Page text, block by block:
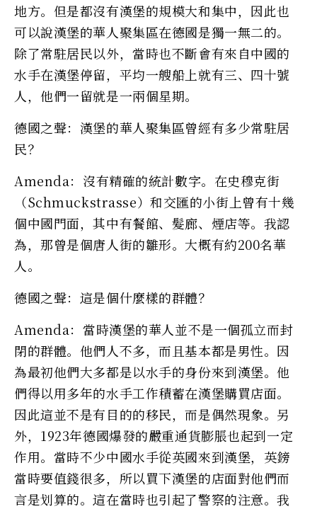
地方。但是都沒有漢堡的規模大和集中，因此也
可以說漢堡的華人聚集區在德國是獨一無二的。
除了常駐居民以外，當時也不斷會有來自中國的
水手在漢堡停留，平均一艘船上就有三、四十號
人，他們一留就是一兩個星期。
德國之聲：漢堡的華人聚集區曾經有多少常駐居
民？
Amenda：沒有精確的統計數字。在史穆克街
（Schmuckstrasse）和交匯的小街上曾有十幾
個中國門面，其中有餐館、髮廊、煙店等。我認
為，那曾是個唐人街的雛形。大概有約200名華
人。
德國之聲：這是個什麼樣的群體？
Amenda：當時漢堡的華人並不是一個孤立而封
閉的群體。他們人不多，而且基本都是男性。因
為最初他們大多都是以水手的身份來到漢堡。他
們得以用多年的水手工作積蓄在漢堡購買店面。
因此這並不是有目的的移民，而是偶然現象。另
外，1923年德國爆發的嚴重通貨膨脹也起到一定
作用。當時不少中國水手從英國來到漢堡，英鎊
當時要值錢很多，所以買下漢堡的店面對他們而
言是划算的。這在當時也引起了警察的注意。我